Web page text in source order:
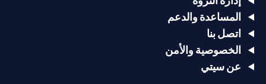
المساعدة والدعم
اتصل بنا
الخصوصية والأمن
عن سيتي